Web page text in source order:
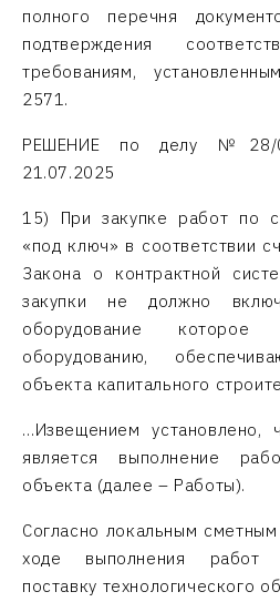
полного перечня
подтверждения
требованиям,
2571.
РЕШЕНИЕ по делу №28/
21.07.2025
15) При закупке работ по
«под ключ» в соответствии
Закона о контрактной
закупки не должно
оборудование
оборудованию,
объекта капитального
…Извещением установлено,
является выполнение
объекта (далее – Работы).
Согласно локальным
ходе выполнения работ
поставку технологического